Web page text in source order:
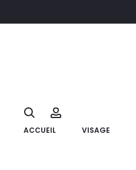
Search
ACCUEIL VISAGE